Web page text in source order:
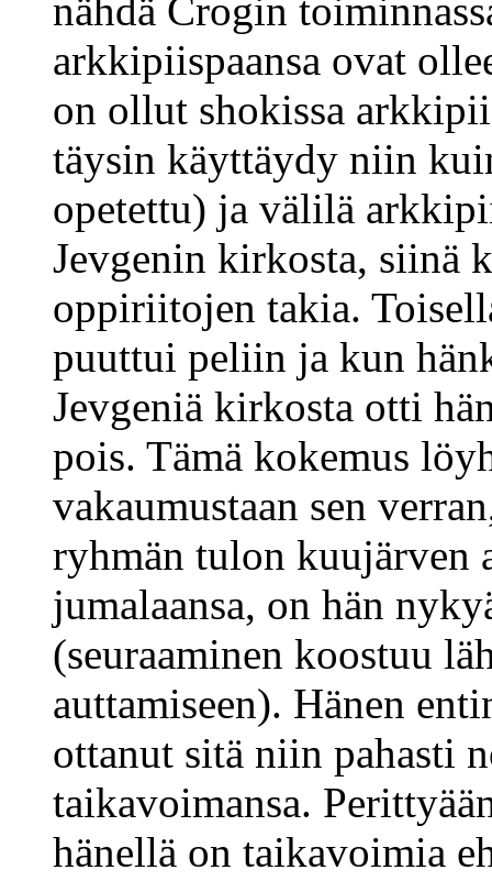
nähdä Crogin
arkkipiispaansa ovat
on ollut shokissa
täysin käyttäydy niin
opetettu) ja välilä
Jevgenin kirkosta, siinä
oppiriitojen takia.
puuttui peliin ja kun
Jevgeniä kirkosta otti
pois. Tämä kokemus
vakaumustaan sen
ryhmän tulon kuujärven
jumalaansa, on hän
(seuraaminen koostuu
auttamiseen). Hänen
ottanut sitä niin pahasti
taikavoimansa.
hänellä on taikavoimia